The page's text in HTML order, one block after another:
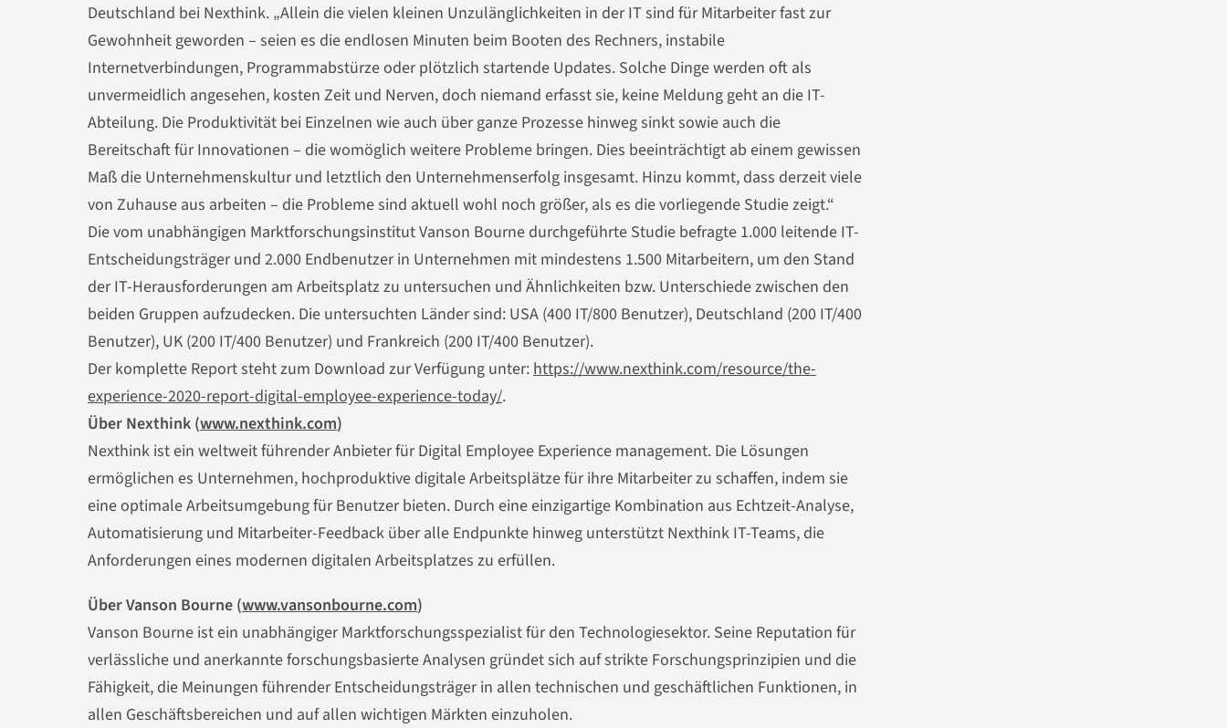
Deutschland bei Nexthink. „Allein die vielen kleinen Unzulänglichkeiten in der IT sind für Mitarbeiter fast zur
Gewohnheit geworden – seien es die endlosen Minuten beim Booten des Rechners, instabile
Internetverbindungen, Programmabstürze oder plötzlich startende Updates. Solche Dinge werden oft als
unvermeidlich angesehen, kosten Zeit und Nerven, doch niemand erfasst sie, keine Meldung geht an die IT-
Abteilung. Die Produktivität bei Einzelnen wie auch über ganze Prozesse hinweg sinkt sowie auch die
Bereitschaft für Innovationen – die womöglich weitere Probleme bringen. Dies beeinträchtigt ab einem gewissen
Maß die Unternehmenskultur und letztlich den Unternehmenserfolg insgesamt. Hinzu kommt, dass derzeit viele
von Zuhause aus arbeiten – die Probleme sind aktuell wohl noch größer, als es die vorliegende Studie zeigt.“
Die vom unabhängigen Marktforschungsinstitut Vanson Bourne durchgeführte Studie befragte 1.000 leitende IT-
Entscheidungsträger und 2.000 Endbenutzer in Unternehmen mit mindestens 1.500 Mitarbeitern, um den Stand
der IT-Herausforderungen am Arbeitsplatz zu untersuchen und Ähnlichkeiten bzw. Unterschiede zwischen den
beiden Gruppen aufzudecken. Die untersuchten Länder sind: USA (400 IT/800 Benutzer), Deutschland (200 IT/400
Benutzer), UK (200 IT/400 Benutzer) und Frankreich (200 IT/400 Benutzer).
Der komplette Report steht zum Download zur Verfügung unter: https://www.nexthink.com/resource/the-
experience-2020-report-digital-employee-experience-today/.
Über Nexthink (www.nexthink.com)
Nexthink ist ein weltweit führender Anbieter für Digital Employee Experience management. Die Lösungen
ermöglichen es Unternehmen, hochproduktive digitale Arbeitsplätze für ihre Mitarbeiter zu schaffen, indem sie
eine optimale Arbeitsumgebung für Benutzer bieten. Durch eine einzigartige Kombination aus Echtzeit-Analyse,
Automatisierung und Mitarbeiter-Feedback über alle Endpunkte hinweg unterstützt Nexthink IT-Teams, die
Anforderungen eines modernen digitalen Arbeitsplatzes zu erfüllen.
Über Vanson Bourne (www.vansonbourne.com)
Vanson Bourne ist ein unabhängiger Marktforschungsspezialist für den Technologiesektor. Seine Reputation für
verlässliche und anerkannte forschungsbasierte Analysen gründet sich auf strikte Forschungsprinzipien und die
Fähigkeit, die Meinungen führender Entscheidungsträger in allen technischen und geschäftlichen Funktionen, in
allen Geschäftsbereichen und auf allen wichtigen Märkten einzuholen.